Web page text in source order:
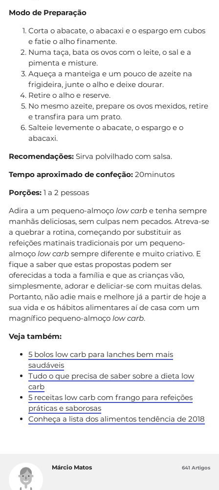
Modo de Preparação
Corta o abacate, o abacaxi e o espargo em cubos
e fatie o alho finamente.
Numa taça, bata os ovos com o leite, o sal e a
pimenta e misture.
Aqueça a manteiga e um pouco de azeite na
frigideira, junte o alho e deixe dourar.
Retire o alho e reserve.
No mesmo azeite, prepare os ovos mexidos, retire
e transfira para um prato.
Salteie levemente o abacate, o espargo e o
abacaxi.
Recomendações: Sirva polvilhado com salsa.
Tempo aproximado de confeção: 20minutos
Porções: 1 a 2 pessoas
Adira a um pequeno-almoço low carb e tenha sempre
manhãs deliciosas, sem culpas nem pecados. Atreva-se
a quebrar a rotina, começando por substituir as
refeições matinais tradicionais por um pequeno-
almoço low carb sempre diferente e muito criativo. E
fique a saber que estas propostas podem ser
oferecidas a toda a família e que as crianças vão,
simplesmente, adorar e deliciar-se com muitas delas.
Portanto, não adie mais e melhore já a partir de hoje a
sua vida e os hábitos alimentares aí de casa com um
magnífico pequeno-almoço low carb.
Veja também:
5 bolos low carb para lanches bem mais
saudáveis
Tudo o que precisa de saber sobre a dieta low
carb
5 receitas low carb com frango para refeições
práticas e saborosas
Conheça a lista dos alimentos tendência de 2018
Márcio Matos 641 Artigos